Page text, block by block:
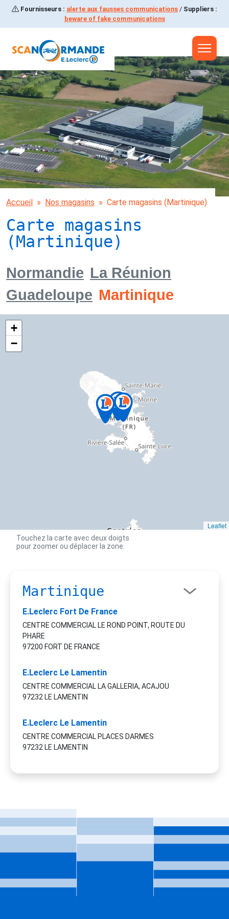
Aller à la navigation
Aller au contenu principal
Aller au pied de page
Fournisseurs : alerte aux fausses communications / Suppliers :
beware of fake communications
Accueil Nos magasins Carte magasins (Martinique)
Carte magasins
(Martinique)
Normandie La Réunion
Guadeloupe Martinique
+
−
Leaflet
Touchez la carte avec deux doigts
pour zoomer ou déplacer la zone.
Martinique
E.Leclerc Fort De France
CENTRE COMMERCIAL LE ROND POINT, ROUTE DU
PHARE
97200 FORT DE FRANCE
E.Leclerc Le Lamentin
CENTRE COMMERCIAL LA GALLERIA, ACAJOU
97232 LE LAMENTIN
E.Leclerc Le Lamentin
CENTRE COMMERCIAL PLACES DARMES
97232 LE LAMENTIN